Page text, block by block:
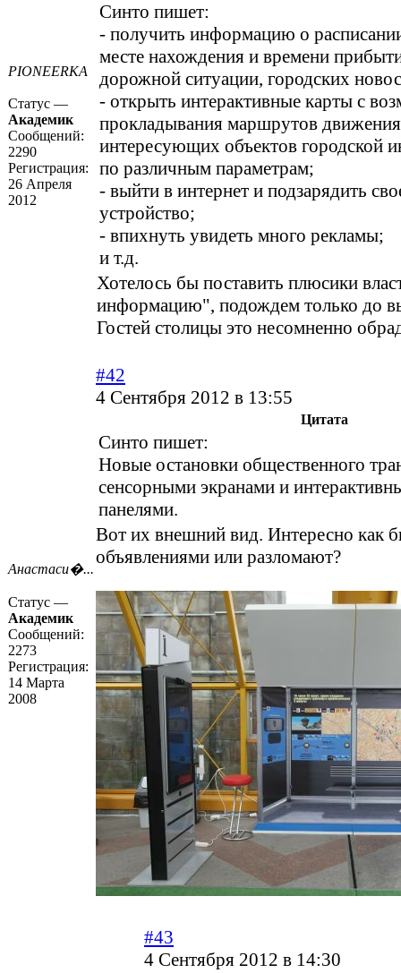
PIONEERKA
Статус —
Академик
Сообщений:
2290
Регистрация:
26 Апреля
2012
Синто пишет:
- получить информацию о
месте нахождения и времени
дорожной ситуации, городских
- открыть интерактивные карты с
прокладывания маршрутов
интересующих объектов городской
по различным параметрам;
- выйти в интернет и подзарядить
устройство;
- впихнуть увидеть много рекламы;
и т.д.
Хотелось бы поставить плюсики
информацию", подождем только до
Гостей столицы это несомненно
Анастаси�...
Статус —
Академик
Сообщений:
2273
Регистрация:
14 Марта
2008
#42
4 Сентября 2012 в 13:55
Цитата
Синто пишет:
Новые остановки общественного
сенсорными экранами и
панелями.
Вот их внешний вид. Интересно как
объявлениями или разломают?
#43
4 Сентября 2012 в 14:30